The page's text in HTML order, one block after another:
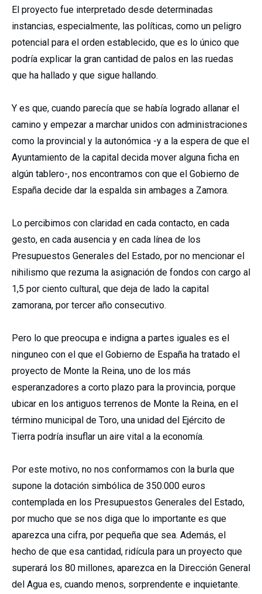
El proyecto fue interpretado desde determinadas
instancias, especialmente, las políticas, como un peligro
potencial para el orden establecido, que es lo único que
podría explicar la gran cantidad de palos en las ruedas
que ha hallado y que sigue hallando.
Y es que, cuando parecía que se había logrado allanar el
camino y empezar a marchar unidos con administraciones
como la provincial y la autonómica -y a la espera de que el
Ayuntamiento de la capital decida mover alguna ficha en
algún tablero-, nos encontramos con que el Gobierno de
España decide dar la espalda sin ambages a Zamora.
Lo percibimos con claridad en cada contacto, en cada
gesto, en cada ausencia y en cada línea de los
Presupuestos Generales del Estado, por no mencionar el
nihilismo que rezuma la asignación de fondos con cargo al
1,5 por ciento cultural, que deja de lado la capital
zamorana, por tercer año consecutivo.
Pero lo que preocupa e indigna a partes iguales es el
ninguneo con el que el Gobierno de España ha tratado el
proyecto de Monte la Reina, uno de los más
esperanzadores a corto plazo para la provincia, porque
ubicar en los antiguos terrenos de Monte la Reina, en el
término municipal de Toro, una unidad del Ejército de
Tierra podría insuflar un aire vital a la economía.
Por este motivo, no nos conformamos con la burla que
supone la dotación simbólica de 350.000 euros
contemplada en los Presupuestos Generales del Estado,
por mucho que se nos diga que lo importante es que
aparezca una cifra, por pequeña que sea. Además, el
hecho de que esa cantidad, ridícula para un proyecto que
superará los 80 millones, aparezca en la Dirección General
del Agua es, cuando menos, sorprendente e inquietante.